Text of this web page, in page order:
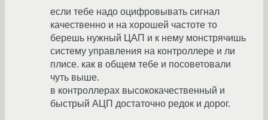
если тебе надо оцифровывать сигнал
качественно и на хорошей частоте то
берешь нужный ЦАП и к нему монстрячишь
систему управления на контроллере и ли
плисе. как в общем тебе и посоветовали
чуть выше.
в контроллерах высококачественный и
быстрый АЦП достаточно редок и дорог.